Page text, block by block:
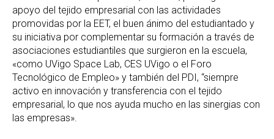
apoyo del tejido empresarial con las actividades
promovidas por la EET, el buen ánimo del estudiantado y
su iniciativa por complementar su formación a través de
asociaciones estudiantiles que surgieron en la escuela,
«como UVigo Space Lab, CES UVigo o el Foro
Tecnológico de Empleo» y también del PDI, “siempre
activo en innovación y transferencia con el tejido
empresarial, lo que nos ayuda mucho en las sinergias con
las empresas».